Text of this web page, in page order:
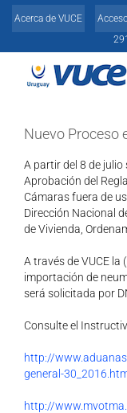
Skip
Acerca de VUCE
Nuevo Proceso
A partir del 8 de
Aprobación del
Cámaras fuera de
Dirección Nacional
de Vivienda,
A través de VUCE
importación de
será solicitada por
Consulte el
http://
general-
http://